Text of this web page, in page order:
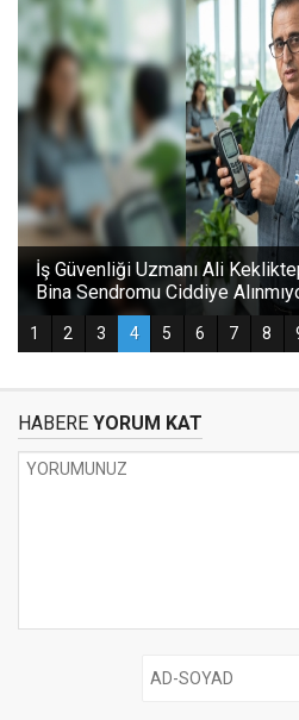
HABERE YORUM KAT